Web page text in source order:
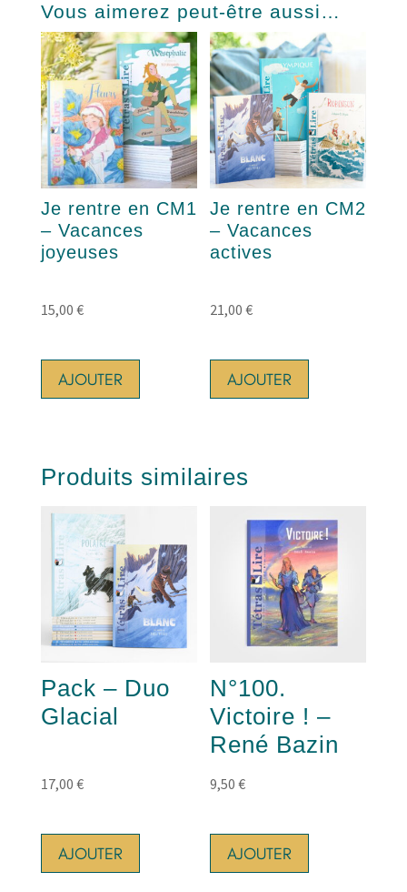
Vous aimerez peut-être aussi…
Je rentre en CM1
– Vacances
joyeuses
15,00 €
AJOUTER
Je rentre en CM2
– Vacances
actives
21,00€
AJOUTER
Produits similaires
Pack – Duo
Glacial
17,00 €
AJOUTER
N°100.
Victoire ! –
René Bazin
9,50€
AJOUTER